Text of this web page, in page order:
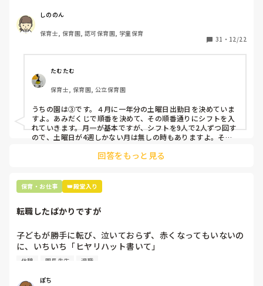
て入職しているはずですが、いざ勤務が始まると一日も土曜
出勤が出来ない方ばかりです。
①土曜日の希望休は2日まで、と制限をかける
②毎月、必ず土曜保育に入ることのできる日を1日だけピッ
クアップしてもらう
③仮シフトが出た時、土曜出勤が難しければ自身で代わりの
人を交渉して見つけてもらう
上記のいずれかの対策を取り入れることを考えています。
しののん
保育士, 保育園, 認可保育園, 学童保育
31 ・ 12/22
たむたむ
保育士, 保育園, 公立保育園
うちの園は③です。４月に一年分の土曜日出勤日を決めていま
すよ。あみだくじで順番を決めて、その順番通りにシフトを入
れていきます。月一が基本ですが、シフトを9人で2人ずつ回す
ので、土曜日が4週しかない月は無しの時もありますよ。その
て貰い、主任に報告してます。
回答をもっと見る
保育・お仕事 👑殿堂入り
転職したばかりですが
子どもが勝手に転び、泣いておらず、赤くなってもいないの
に、いちいち「ヒヤリハット書いて」
と書かされ
（そう言う本人は書かない）
休憩 園長先生 退職
ぽち